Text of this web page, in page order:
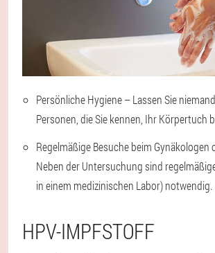
Persönliche Hygiene – Lassen Sie
Personen, die Sie kennen, Ihr Körpertuch
Regelmäßige Besuche beim Gynäkologen
Neben der Untersuchung sind
in einem medizinischen Labor) notwendig.
HPV-IMPFSTOFF